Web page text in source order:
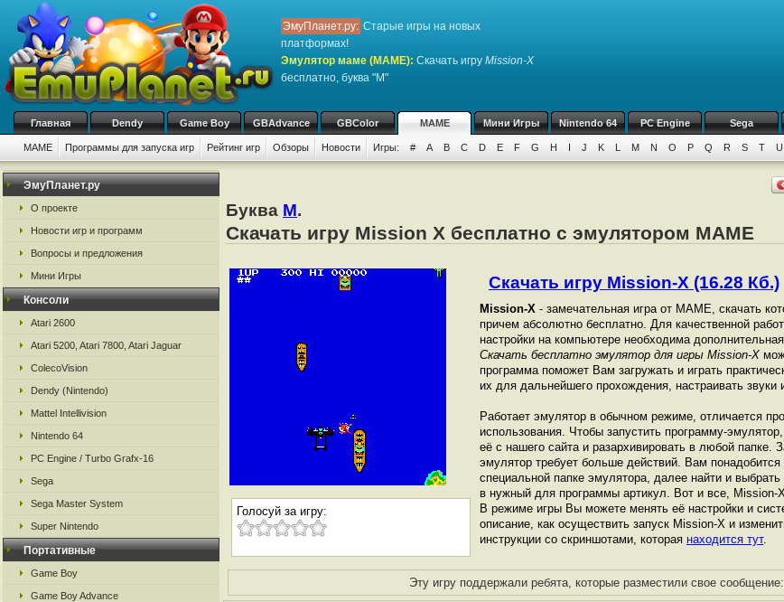
ЭмуПланет.ру: Старые игры на новых
платформах!
Эмулятор маме (MAME): Скачать игру Mission-X
бесплатно, буква "M"
Главная Dendy Game Boy GBAdvance GBColor MAME Мини Игры Nintendo 64 PC Engine Sega
MAME Программы для запуска игр Рейтинг игр Обзоры Новости Игры: # A B C D E F G H I J K L M N O P Q R S T U
ЭмуПланет.ру
О проекте
Новости игр и программ
Вопросы и предложения
Мини Игры
Консоли
Atari 2600
Atari 5200, Atari 7800, Atari Jaguar
ColecoVision
Dendy (Nintendo)
Mattel Intellivision
Nintendo 64
PC Engine / Turbo Grafx-16
Sega
Sega Master System
Super Nintendo
Портативные
Game Boy
Game Boy Advance
Буква M.
Скачать игру Mission X бесплатно с эмулятором MAME
Голосуй за игру:
Скачать игру Mission-X (16.28 Кб.)
Mission-X - замечательная игра от МАМЕ, скачать
причем абсолютно бесплатно. Для качественной
настройки на компьютере необходима
Скачать бесплатно эмулятор для игры Mission-X
программа поможет Вам загружать и играть
их для дальнейшего прохождения, настраивать звуки
Работает эмулятор в обычном режиме, отличается
использования. Чтобы запустить программу-
её с нашего сайта и разархивировать в любой папке.
эмулятор требует больше действий. Вам понадобится
специальной папке эмулятора, далее найти и
в нужный для программы артикул. Вот и все, Mission-X
В режиме игры Вы можете менять её настройки и
описание, как осуществить запуск Mission-X и
инструкции со скриншотами, которая находится тут.
Эту игру поддержали ребята, которые разместили свое сообщение: